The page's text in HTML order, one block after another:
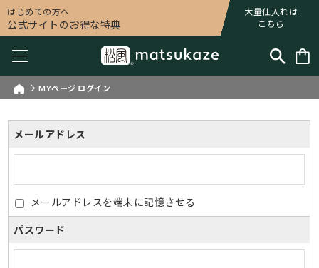
はじめての方へ
公式サイトのお得な特典
大量仕入れは
こちら
MYページ ログイン
メールアドレス
メールアドレスを端末に記憶させる
パスワード